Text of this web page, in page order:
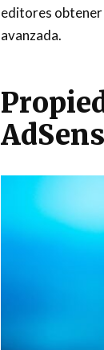
editores obtener
avanzada.